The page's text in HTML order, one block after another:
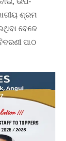
ଶ୍ରମ
ବେଳେ
ପାଠ